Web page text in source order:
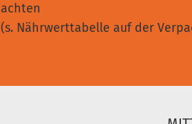
achten
(s. Nährwerttabelle auf der